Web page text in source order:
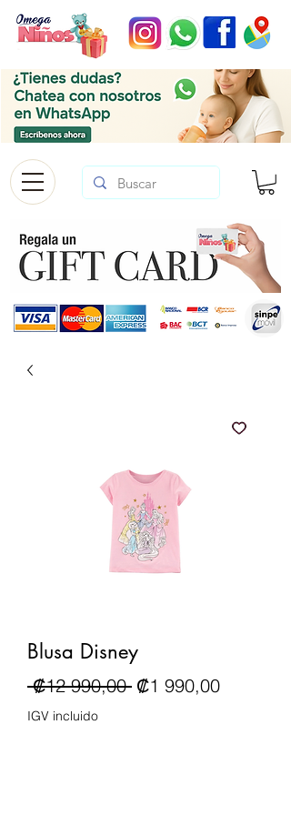
Blusa Disney
₡12 990,00 Precio
₡1 990,00Precio
IGV incluido